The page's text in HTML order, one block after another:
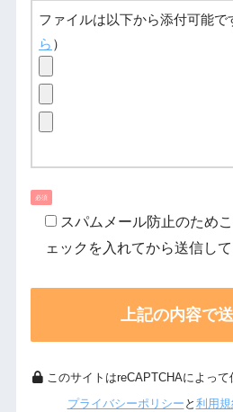
ファイルは以下から添付可能で
ら ）
必須
スパムメール防止のため
ェックを入れてから送信して
このサイトはreCAPTCHAによって
プライバシーポリシー と 利用規